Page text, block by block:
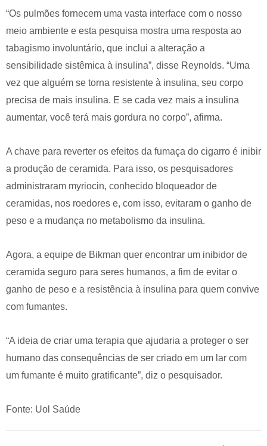
“Os pulmões fornecem uma vasta interface com o nosso
meio ambiente e esta pesquisa mostra uma resposta ao
tabagismo involuntário, que inclui a alteração a
sensibilidade sistêmica à insulina”, disse Reynolds. “Uma
vez que alguém se torna resistente à insulina, seu corpo
precisa de mais insulina. E se cada vez mais a insulina
aumentar, você terá mais gordura no corpo”, afirma.
A chave para reverter os efeitos da fumaça do cigarro é inibir
a produção de ceramida. Para isso, os pesquisadores
administraram myriocin, conhecido bloqueador de
ceramidas, nos roedores e, com isso, evitaram o ganho de
peso e a mudança no metabolismo da insulina.
Agora, a equipe de Bikman quer encontrar um inibidor de
ceramida seguro para seres humanos, a fim de evitar o
ganho de peso e a resistência à insulina para quem convive
com fumantes.
“A ideia de criar uma terapia que ajudaria a proteger o ser
humano das consequências de ser criado em um lar com
um fumante é muito gratificante”, diz o pesquisador.
Fonte: Uol Saúde